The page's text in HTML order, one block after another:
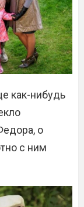
как-нибудь
о
с ним